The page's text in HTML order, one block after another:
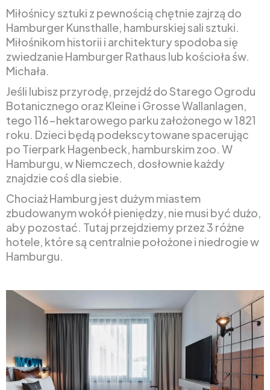
Miłośnicy sztuki z pewnością chętnie zajrzą do
Hamburger Kunsthalle, hamburskiej sali sztuki.
Miłośnikom historii i architektury spodoba się
zwiedzanie Hamburger Rathaus lub kościoła św.
Michała.
Jeśli lubisz przyrodę, przejdź do Starego Ogrodu
Botanicznego oraz Kleine i Grosse Wallanlagen,
tego 116-hektarowego parku założonego w 1821
roku. Dzieci będą podekscytowane spacerując
po Tierpark Hagenbeck, hamburskim zoo. W
Hamburgu, w Niemczech, dosłownie każdy
znajdzie coś dla siebie.
Chociaż Hamburg jest dużym miastem
zbudowanym wokół pieniędzy, nie musi być dużo,
aby pozostać. Tutaj przejdziemy przez 3 różne
hotele, które są centralnie położone i niedrogie w
Hamburgu.